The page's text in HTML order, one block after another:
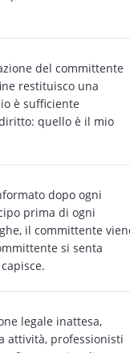
del committente
restituisco una
è sufficiente
quello è il mio
dopo ogni
prima di ogni
il committente
si senta
legale inattesa,
attività, professionisti